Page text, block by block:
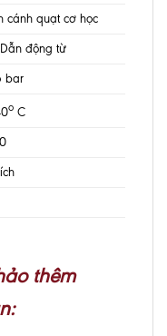
cánh quạt cơ học
động từ
bar
o C
thêm